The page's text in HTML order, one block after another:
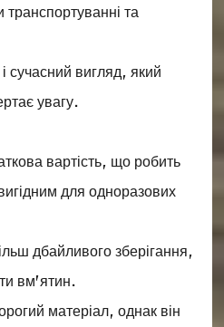
транспортуванні та
сучасний вигляд, який
увагу.
вартість, що робить
для одноразових
дбайливого зберігання,
вм’ятин.
матеріал, однак він